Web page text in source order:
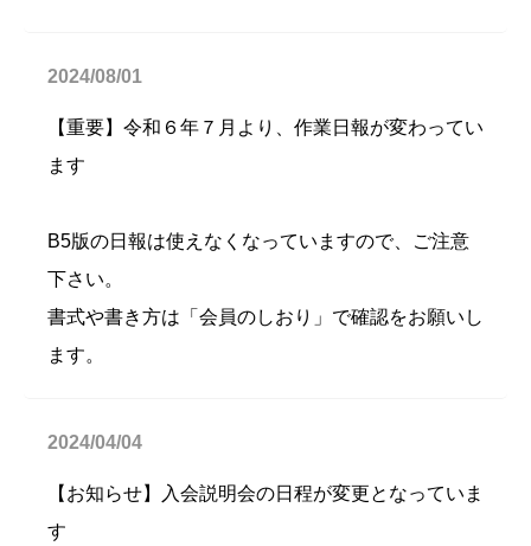
2024/08/01
【重要】令和６年７月より、作業日報が変わってい
ます
B5版の日報は使えなくなっていますので、ご注意
下さい。
書式や書き方は「会員のしおり」で確認をお願いし
ます。
2024/04/04
【お知らせ】入会説明会の日程が変更となっていま
す